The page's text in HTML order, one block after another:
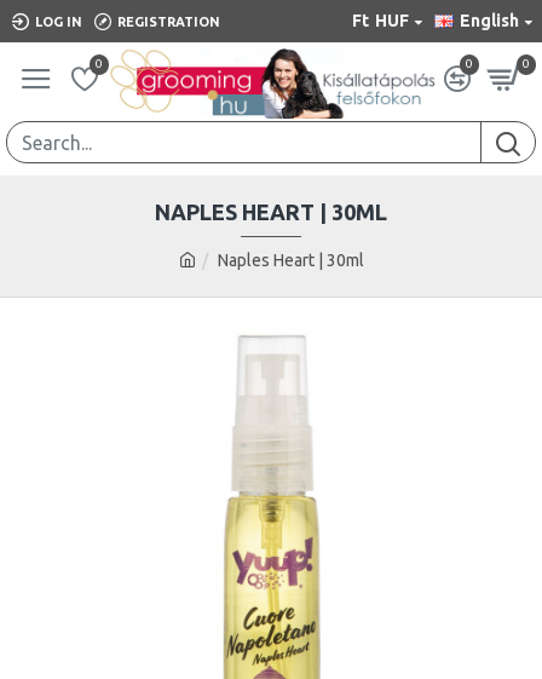
LOG IN REGISTRATION Ft HUF English
0 0 0
Naples Heart | 30ml
NAPLES HEART | 30ML